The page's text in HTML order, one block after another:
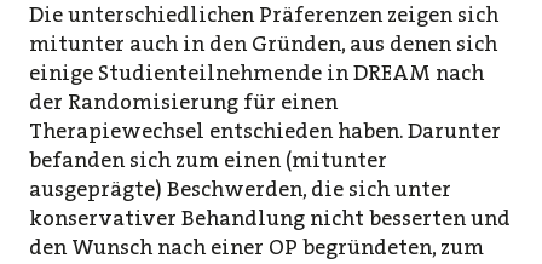
Die unterschiedlichen Präferenzen zeigen sich
mitunter auch in den Gründen, aus denen sich
einige Studienteilnehmende in DREAM nach
der Randomisierung für einen
Therapiewechsel entschieden haben. Darunter
befanden sich zum einen (mitunter
ausgeprägte) Beschwerden, die sich unter
konservativer Behandlung nicht besserten und
den Wunsch nach einer OP begründeten, zum